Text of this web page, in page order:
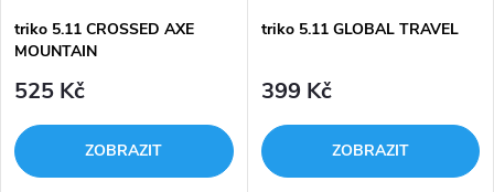
triko 5.11 CROSSED AXE
MOUNTAIN
525 Kč
ZOBRAZIT
triko 5.11 GLOBAL TRAVEL
399 Kč
ZOBRAZIT